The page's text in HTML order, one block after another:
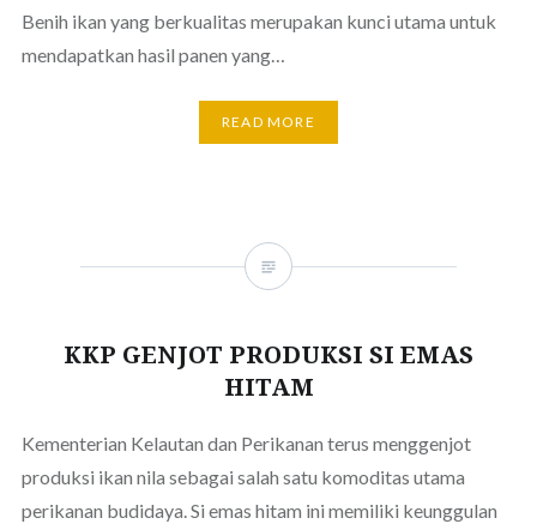
Benih ikan yang berkualitas merupakan kunci utama untuk
mendapatkan hasil panen yang…
READ MORE
KKP GENJOT PRODUKSI SI EMAS
HITAM
Kementerian Kelautan dan Perikanan terus menggenjot
produksi ikan nila sebagai salah satu komoditas utama
perikanan budidaya. Si emas hitam ini memiliki keunggulan